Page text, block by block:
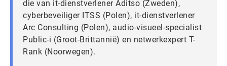
die van it-dienstverlener Aditso (Zweden),
cyberbeveiliger ITSS (Polen), it-dienstverlener
Arc Consulting (Polen), audio-visueel-specialist
Public-i (Groot-Brittannië) en netwerkexpert T-
Rank (Noorwegen).